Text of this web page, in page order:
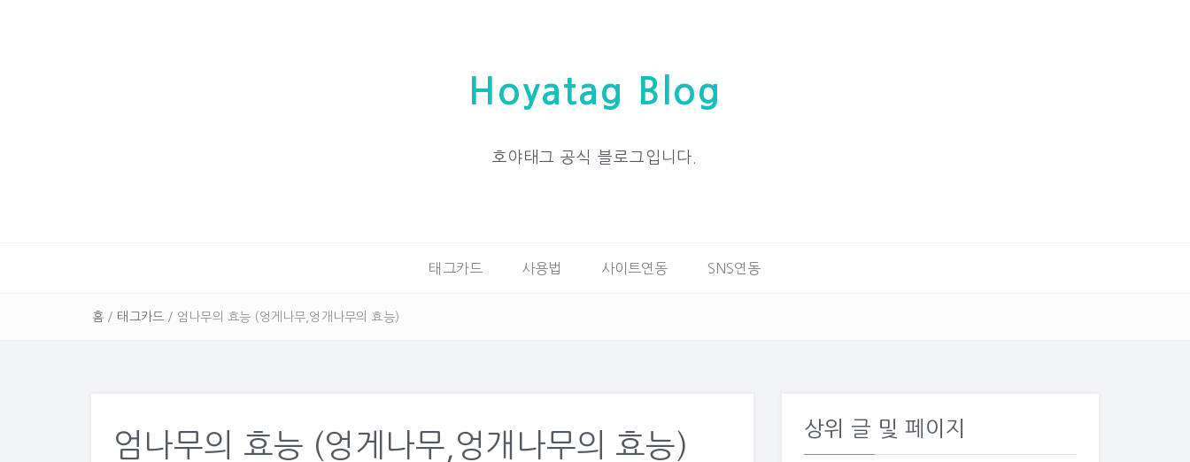
Hoyatag Blog
호야태그 공식 블로그입니다.
태그카드 사용법 사이트연동 SNS연동
홈 / 태그카드 / 엄나무의 효능 (엉게나무,엉개나무의 효능)
엄나무의 효능 (엉게나무,엉개나무의 효능)
상위 글 및 페이지